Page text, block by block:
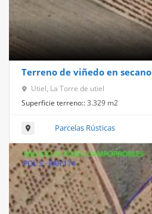
Terreno de viñedo en secano
Utiel, La Torre de utiel
Superficie terreno::3.329 m2
Parcelas Rústicas